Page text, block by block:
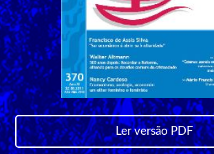
Ler versão PDF